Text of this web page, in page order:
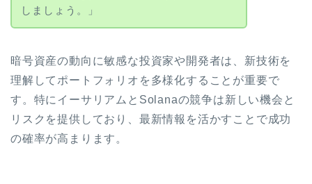
しましょう。」
暗号資産の動向に敏感な投資家や開発者は、新技術を
理解してポートフォリオを多様化することが重要で
す。特にイーサリアムとSolanaの競争は新しい機会と
リスクを提供しており、最新情報を活かすことで成功
の確率が高まります。